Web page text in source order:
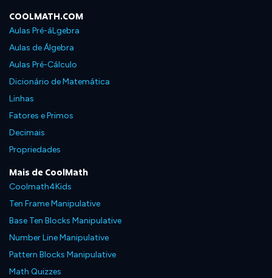
COOLMATH.COM
Aulas Pré-áLgebra
Aulas de Álgebra
Aulas Pré-Cálculo
Dicionário de Matemática
Linhas
Fatores e Primos
Decimais
Propriedades
Mais de CoolMath
Coolmath4Kids
Ten Frame Manipulative
Base Ten Blocks Manipulative
Number Line Manipulative
Pattern Blocks Manipulative
Math Quizzes